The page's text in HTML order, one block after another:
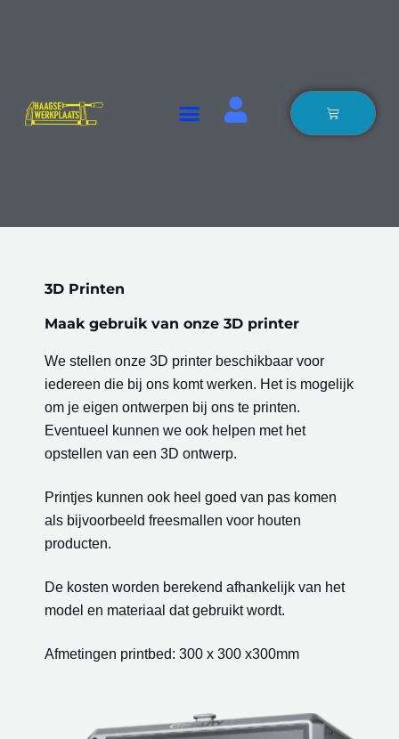
3D Printen
Maak gebruik van onze 3D printer
We stellen onze 3D printer beschikbaar voor
iedereen die bij ons komt werken. Het is mogelijk
om je eigen ontwerpen bij ons te printen.
Eventueel kunnen we ook helpen met het
opstellen van een 3D ontwerp.
Printjes kunnen ook heel goed van pas komen
als bijvoorbeeld freesmallen voor houten
producten.
De kosten worden berekend afhankelijk van het
model en materiaal dat gebruikt wordt.
Afmetingen printbed: 300 x 300 x300mm